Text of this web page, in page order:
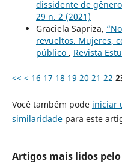
dissidente de gênero
29 n. 2 (2021)
Graciela Sapriza,
revueltos. Mujeres,
público , Revista
<< < 16 17 18 19 20 21 22
Você também pode iniciar
similaridadepara este
Artigos mais lidos